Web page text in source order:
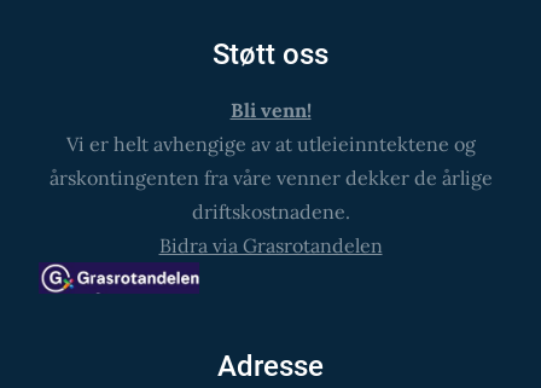
Støtt oss
Bli venn!
Vi er helt avhengige av at utleieinntektene og
årskontingenten fra våre venner dekker de årlige
driftskostnadene.
Bidra via Grasrotandelen
Adresse